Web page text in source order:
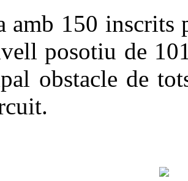
amb 150 inscrits
posotiu de
obstacle de